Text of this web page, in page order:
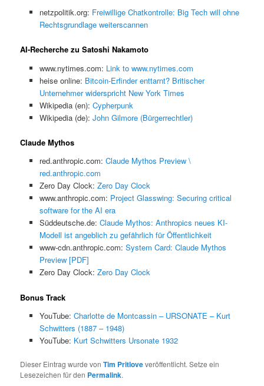
netzpolitik.org: Freiwillige Chatkontrolle: Big Tech will ohne
Rechtsgrundlage weiterscannen
AI-Recherche zu Satoshi Nakamoto
www.nytimes.com: Link to www.nytimes.com
heise online: Bitcoin-Erfinder enttarnt? Britischer
Unternehmer widerspricht New York Times
Wikipedia (en): Cypherpunk
Wikipedia (de): John Gilmore (Bürgerrechtler)
Claude Mythos
red.anthropic.com: Claude Mythos Preview \
red.anthropic.com
Zero Day Clock: Zero Day Clock
www.anthropic.com: Project Glasswing: Securing critical
software for the AI era
Süddeutsche.de: Claude Mythos: Anthropics neues KI-
Modell ist angeblich zu gefährlich für Öffentlichkeit
www-cdn.anthropic.com: System Card: Claude Mythos
Preview [PDF]
Zero Day Clock: Zero Day Clock
Bonus Track
YouTube: Charlotte de Montcassin – URSONATE – Kurt
Schwitters (1887 – 1948)
YouTube: Kurt Schwitters Ursonate 1932
Dieser Eintrag wurde vonTim Pritloveveröffentlicht. Setze ein
Lesezeichen für den Permalink.